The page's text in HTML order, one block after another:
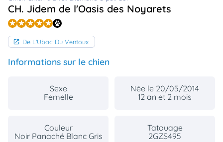
Connexion
CH. Jidem de l'Oasis des Noyarets
De L'Ubac Du Ventoux
Informations sur le chien
Sexe
Femelle
Née le 20/05/2014
12 an et 2 mois
Couleur
Noir Panaché Blanc Gris
Tatouage
2GZS495